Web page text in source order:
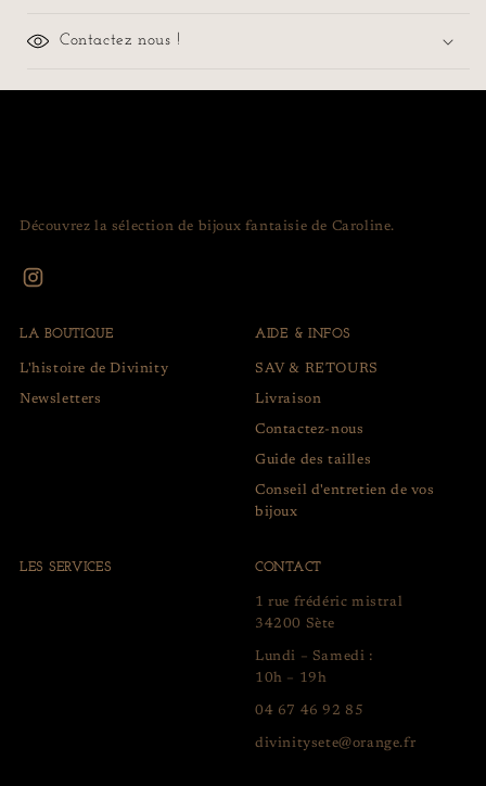
Contactez nous !
Découvrez la sélection de bijoux fantaisie de Caroline.
LA BOUTIQUE
L'histoire de Divinity
Newsletters
AIDE & INFOS
SAV & RETOURS
Livraison
Contactez-nous
Guide des tailles
Conseil d'entretien de vos
bijoux
LES SERVICES CONTACT
1 rue frédéric mistral
34200 Sète
Lundi – Samedi :
10h – 19h
04 67 46 92 85
divinitysete@orange.fr